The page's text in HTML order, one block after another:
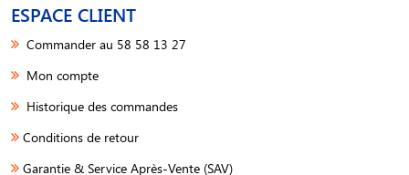
ESPACE CLIENT
Commander au 58 58 13 27
Mon compte
Historique des commandes
Conditions de retour
Garantie & Service Après-Vente (SAV)